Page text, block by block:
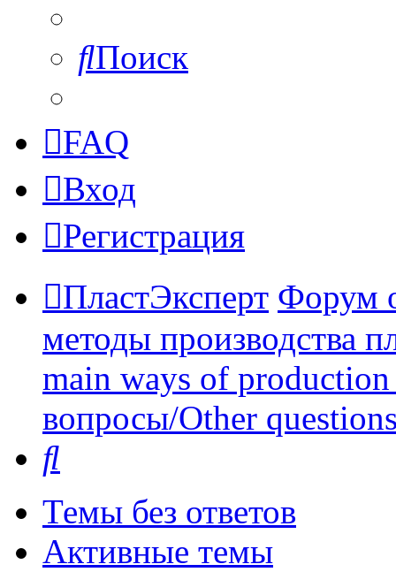
Поиск
FAQ
Вход
Регистрация
ПластЭксперт Форум
методы производства
main ways of
вопросы/Other
Темы без ответов
Активные темы